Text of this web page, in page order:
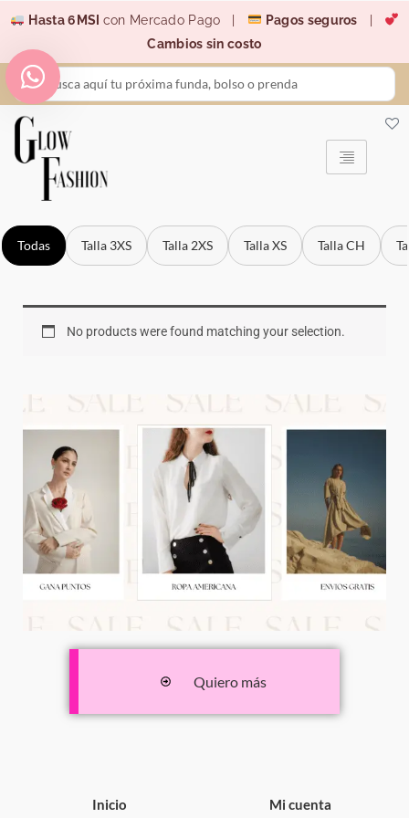
contenido
Hasta 6MSI con Mercado Pago | Pagos seguros
Cambios sin costo
Search
...
Todas Talla 3XS Talla 2XS Talla XS Talla CH
No products were found matching your selection.
Quiero más
Inicio Mi cuenta